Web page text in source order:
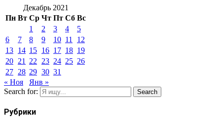
Декабрь 2021
Пн Вт Ср Чт Пт Сб Вс
1
2 3 4
5
6
7 8 9 10 11
12
13 14 15 16 17 18 19
20 21 22 23 24 25 26
27 28 29 30 31
« Ноя
Янв »
Search for:
Search
Рубрики